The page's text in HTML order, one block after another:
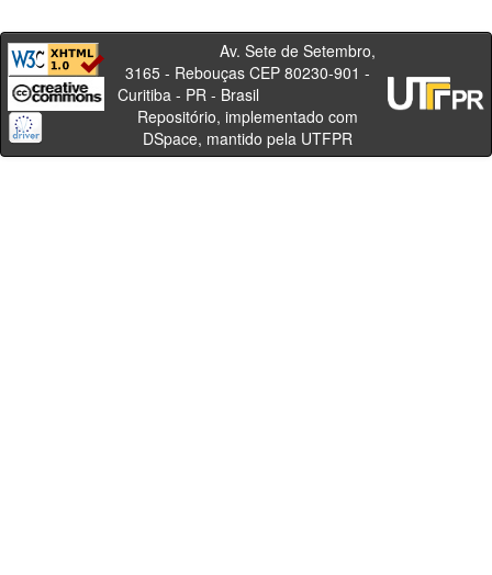
Av. Sete de Setembro,
3165 - Rebouças CEP 80230-901 -
Curitiba - PR - Brasil
Repositório, implementado com
DSpace, mantido pela UTFPR